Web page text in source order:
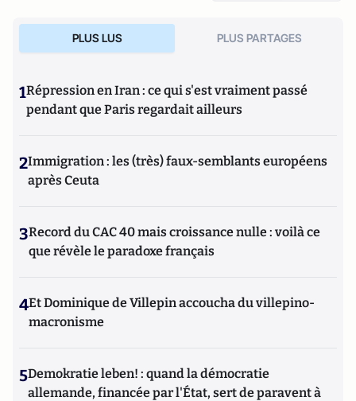
PLUS LUS PLUS PARTAGES
1Répression en Iran : ce qui s'est vraiment passé
pendant que Paris regardait ailleurs
2Immigration : les (très) faux-semblants européens
après Ceuta
3Record du CAC 40 mais croissance nulle : voilà ce
que révèle le paradoxe français
4Et Dominique de Villepin accoucha du villepino-
macronisme
5Demokratie leben! : quand la démocratie
allemande, financée par l'État, sert de paravent à